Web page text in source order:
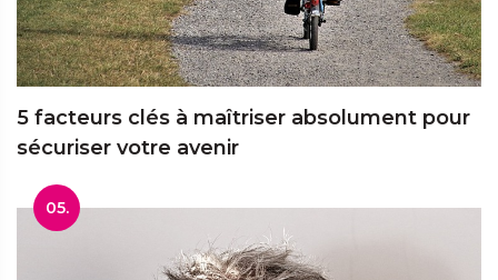
5 facteurs clés à maîtriser absolument pour
sécuriser votre avenir
05.